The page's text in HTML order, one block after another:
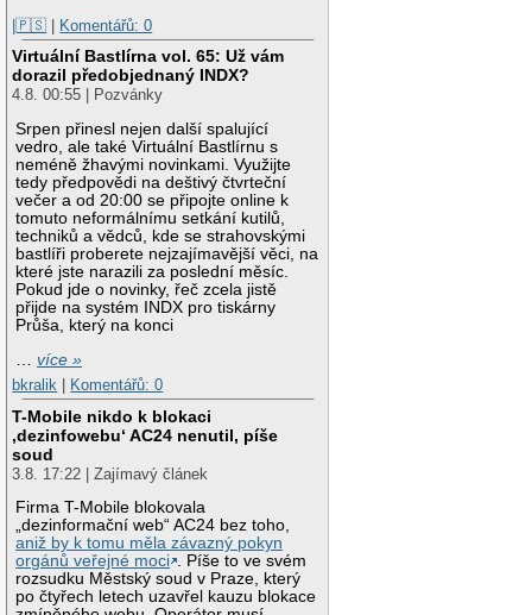
|🇵🇸 | Komentářů: 0
Virtuální Bastlírna vol. 65: Už vám
dorazil předobjednaný INDX?
4.8. 00:55 | Pozvánky
Srpen přinesl nejen další spalující
vedro, ale také Virtuální Bastlírnu s
neméně žhavými novinkami. Využijte
tedy předpovědi na deštivý čtvrteční
večer a od 20:00 se připojte online k
tomuto neformálnímu setkání kutilů,
techniků a vědců, kde se strahovskými
bastlíři proberete nejzajímavější věci, na
které jste narazili za poslední měsíc.
Pokud jde o novinky, řeč zcela jistě
přijde na systém INDX pro tiskárny
Průša, který na konci
…více »
bkralik
Komentářů: 0
T-Mobile nikdo k blokaci
‚dezinfowebu‘ AC24 nenutil, píše
soud
3.8. 17:22 | Zajímavý článek
Firma T-Mobile blokovala
„dezinformační web“ AC24 bez toho,
aniž by k tomu měla závazný pokyn
orgánů veřejné moci . Píše to ve svém
rozsudku Městský soud v Praze, který
po čtyřech letech uzavřel kauzu blokace